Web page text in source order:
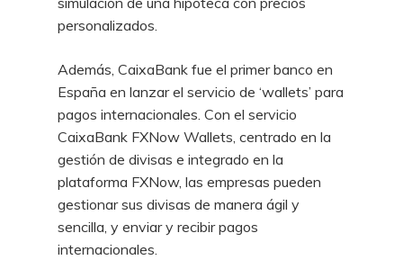
personalizados.
Además, CaixaBank fue el primer banco en
España en lanzar el servicio de ‘wallets’ para
pagos internacionales. Con el servicio
CaixaBank FXNow Wallets, centrado en la
gestión de divisas e integrado en la
plataforma FXNow, las empresas pueden
gestionar sus divisas de manera ágil y
sencilla, y enviar y recibir pagos
internacionales.